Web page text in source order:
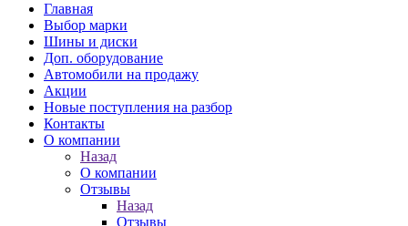
Главная
Выбор марки
Шины и диски
Доп. оборудование
Автомобили на продажу
Акции
Новые поступления на разбор
Контакты
О компании
Назад
О компании
Отзывы
Назад
Отзывы